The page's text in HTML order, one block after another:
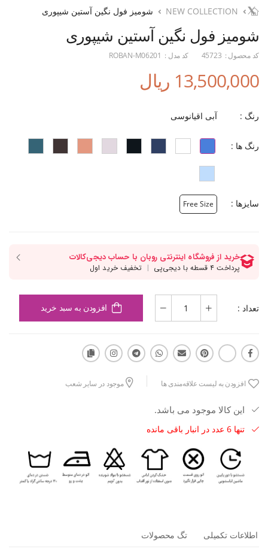
NEW COLLECTION شومیز فول نگین آستین شیپوری
شومیز فول نگین آستین شیپوری
کد محصول : 45723 کد مدل : ROBAN-M06201
13,500,000 ریال
رنگ : آبی اقیانوسی
رنگ ها :
سایزها : Free Size
تعداد : افزودن به سبد خرید
افزودن به لیست علاقه‌مندی ها موجود در سایر شعب
این کالا موجود می باشد.
تنها 6 عدد در انبار باقی مانده
اطلاعات تکمیلی تگ محصولات